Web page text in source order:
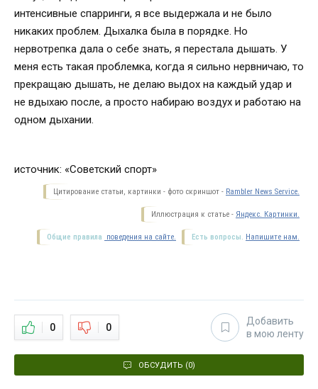
интенсивные спарринги, я все выдержала и не было
никаких проблем. Дыхалка была в порядке. Но
нервотрепка дала о себе знать, я перестала дышать. У
меня есть такая проблемка, когда я сильно нервничаю, то
прекращаю дышать, не делаю выдох на каждый удар и
не вдыхаю после, а просто набираю воздух и работаю на
одном дыхании.
источник: «Советский спорт»
Цитирование статьи, картинки - фото скриншот - Rambler News Service.
Иллюстрация к статье - Яндекс. Картинки.
Есть вопросы. Напишите нам.
Общие правила поведения на сайте.
0 0
Добавить
в мою ленту
ОБСУДИТЬ (0)